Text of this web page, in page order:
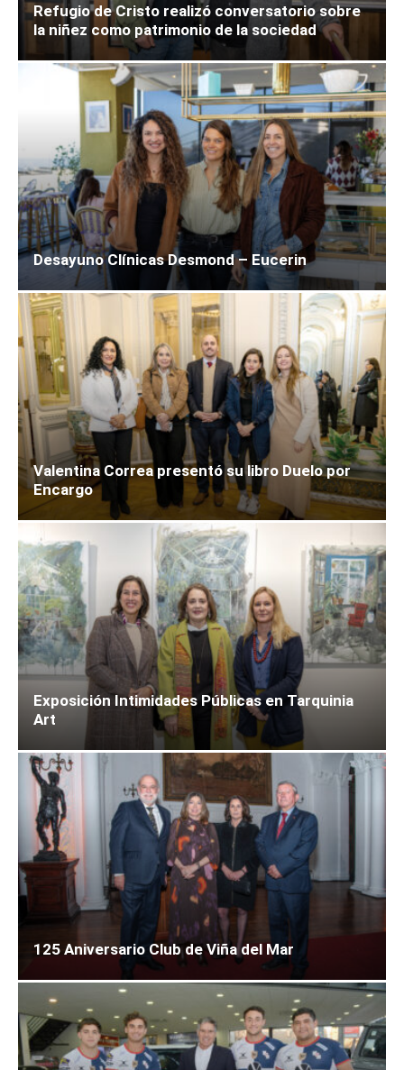
Refugio de Cristo realizó conversatorio sobre
la niñez como patrimonio de la sociedad
Desayuno Clínicas Desmond – Eucerin
Valentina Correa presentó su libro Duelo por
Encargo
Exposición Intimidades Públicas en Tarquinia
Art
125 Aniversario Club de Viña del Mar